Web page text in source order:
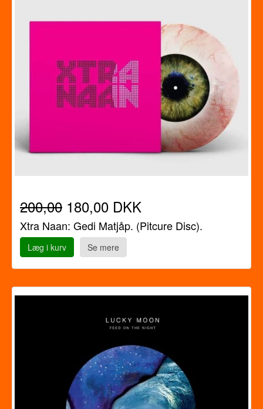
200,00 180,00 DKK
Xtra Naan: Gedi Matjåp. (Pitcure Disc).
Læg i kurv Se mere